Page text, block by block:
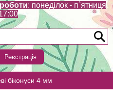
: понеділок - п`ятниця
Реєстрація
біконуси 4 мм